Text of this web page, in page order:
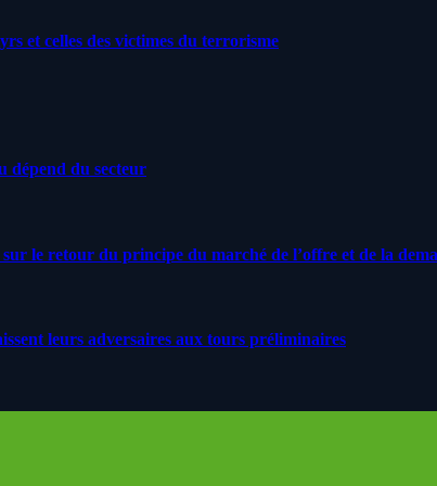
et celles des victimes du terrorisme
dépend du secteur
le retour du principe du marché de l’offre et de la
leurs adversaires aux tours préliminaires